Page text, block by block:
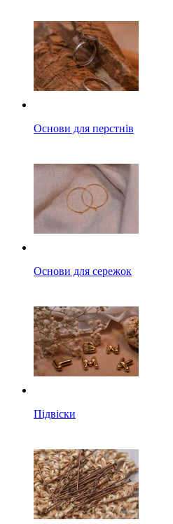
Основи для перстнів
Основи для сережок
Підвіски